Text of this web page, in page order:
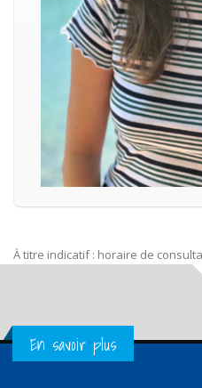
À titre indicatif : horaire de
Get in Touch
En savoir plus